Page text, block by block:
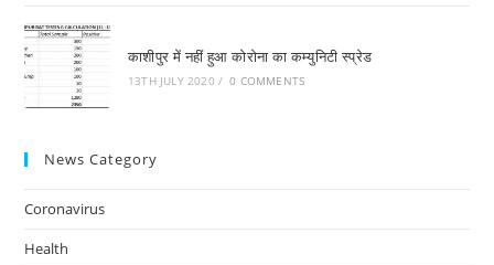
काशीपुर में नहीं हुआ कोरोना का कम्युनिटी स्प्रेड
13TH JULY 2020 / 0 COMMENTS
News Category
Coronavirus
Health